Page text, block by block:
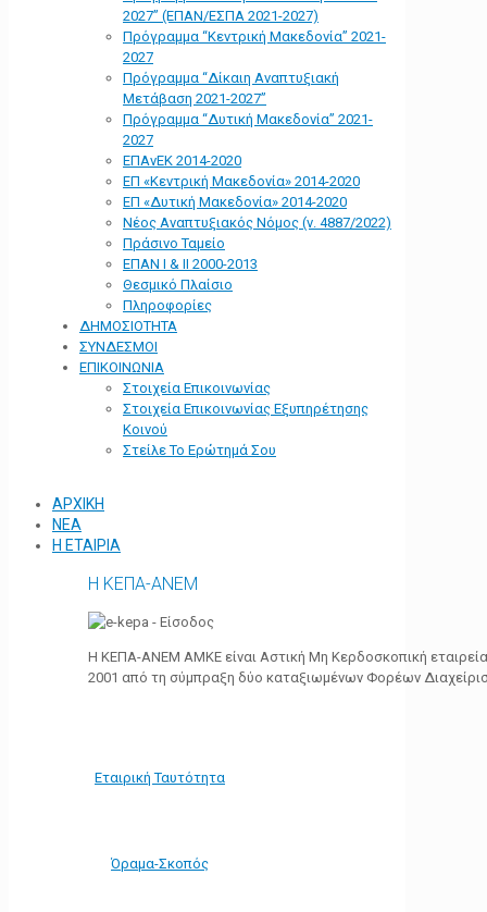
2027” (ΕΠΑΝ/ΕΣΠΑ 2021-2027)
Πρόγραμμα “Κεντρική Μακεδονία” 2021-
2027
Πρόγραμμα “Δίκαιη Αναπτυξιακή
Μετάβαση 2021-2027”
Πρόγραμμα “Δυτική Μακεδονία” 2021-
2027
ΕΠΑνΕΚ 2014-2020
ΕΠ «Kεντρική Μακεδονία» 2014-2020
ΕΠ «Δυτική Μακεδονία» 2014-2020
Νέος Αναπτυξιακός Νόμος (ν. 4887/2022)
Πράσινο Ταμείο
ΕΠΑΝ Ι & ΙΙ 2000-2013
Θεσμικό Πλαίσιο
Πληροφορίες
ΔΗΜΟΣΙΟΤΗΤΑ
ΣΥΝΔΕΣΜΟΙ
ΕΠΙΚΟΙΝΩΝΙΑ
Στοιχεία Επικοινωνίας
Στοιχεία Επικοινωνίας Εξυπηρέτησης
Κοινού
Στείλε Το Ερώτημά Σου
ΑΡΧΙΚΗ
ΝΕΑ
Η ΕΤΑΙΡΙΑ
Η ΚΕΠΑ-ΑΝΕΜ
Η ΚΕΠΑ-ΑΝΕΜ ΑΜΚΕ είναι Αστική Μη Κερδοσκοπική
2001 από τη σύμπραξη δύο καταξιωμένων Φορέων
Εταιρική Ταυτότητα
Όραμα-Σκοπός